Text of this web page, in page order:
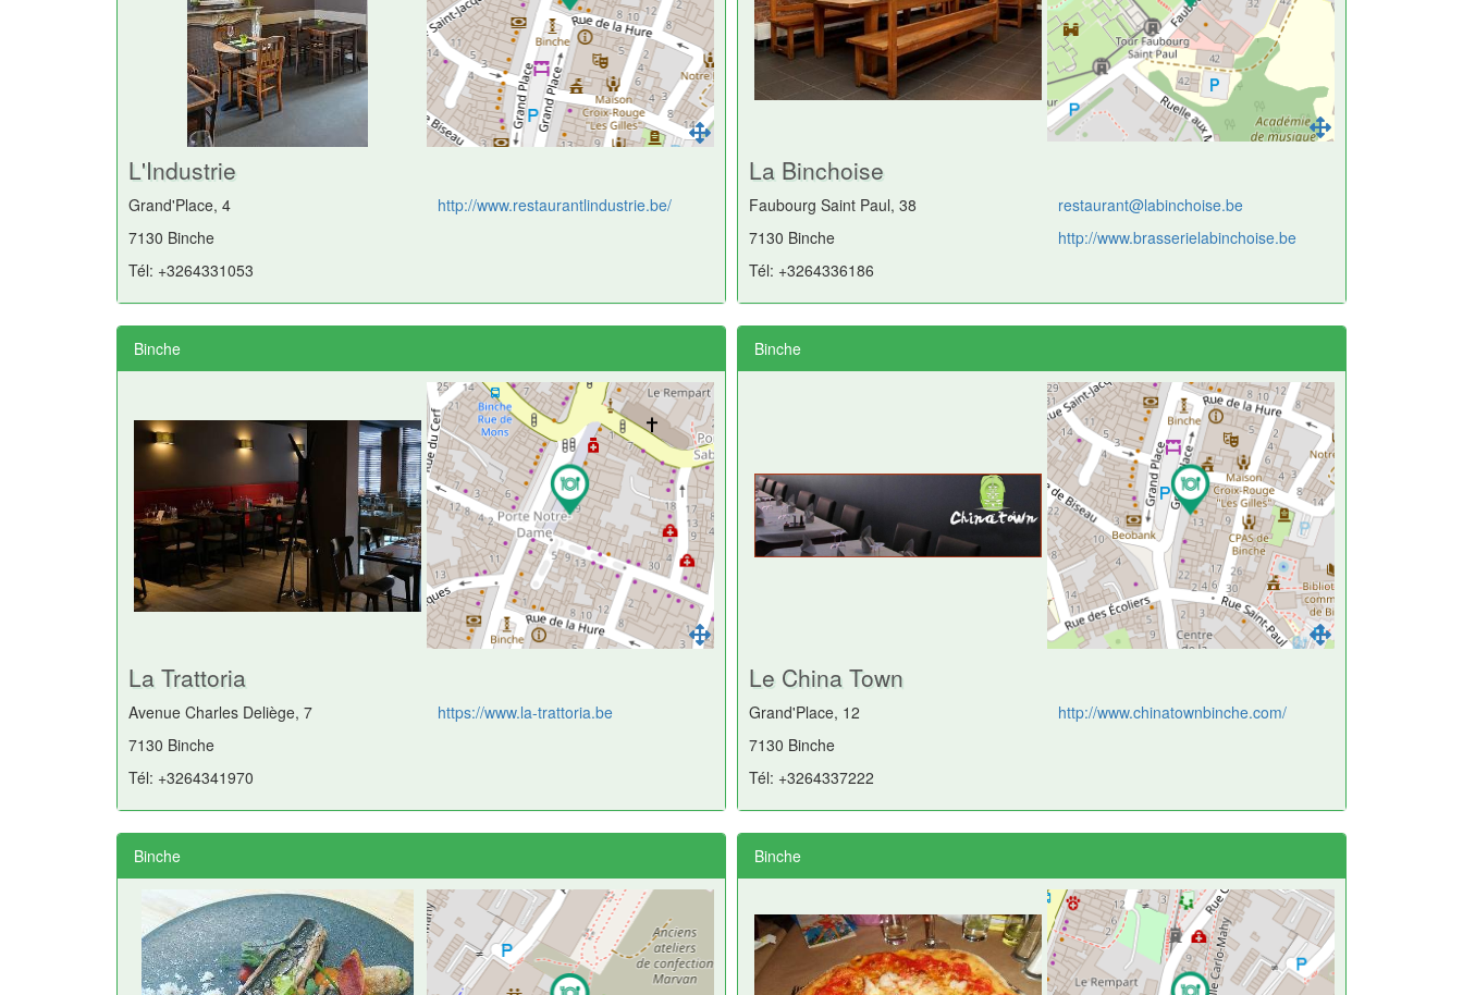
L'Industrie
Grand'Place, 4
7130 Binche
Tél: +3264331053
http://www.restaurantlindustrie.be/
La Binchoise
Faubourg Saint Paul, 38
7130 Binche
Tél: +3264336186
restaurant@labinchoise.be
http://www.brasserielabinchoise.be
Binche
La Trattoria
Avenue Charles Deliège, 7
7130 Binche
Tél: +3264341970
https://www.la-trattoria.be
Binche
Le China Town
Grand'Place, 12
7130 Binche
Tél: +3264337222
http://www.chinatownbinche.com/
Binche Binche